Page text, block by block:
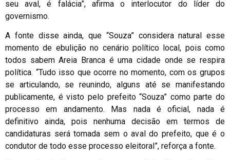
seu aval, é falácia”, afirma o interlocutor do líder do
governismo.
A fonte disse ainda, que “Souza” considera natural esse
momento de ebulição no cenário político local, pois como
todos sabem Areia Branca é uma cidade onde se respira
política. “Tudo isso que ocorre no momento, com os grupos
se articulando, se reunindo, alguns até se manifestando
publicamente, é visto pelo prefeito “Souza” como parte do
processo em andamento. Mas nada é oficial, nada é
definitivo ainda, pois nenhuma decisão em termos de
candidaturas será tomada sem o aval do prefeito, que é o
condutor de todo esse processo eleitoral”, reforça a fonte.